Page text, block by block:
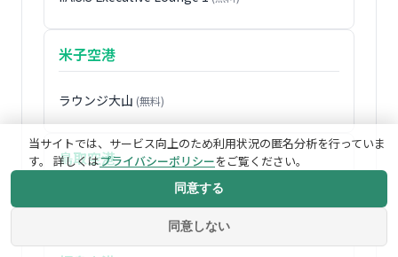
米子空港
ラウンジ大山 (無料)
鳥取空港
ラウンジ山陰(無料)
当サイトでは、サービス向上のため利用状況の匿名分析を行っていま
す。 詳しくはプライバシーポリシーをご覧ください。
同意しない
同意する